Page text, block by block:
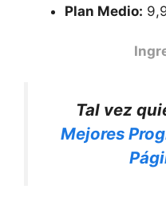
Plan Medio:
Tal vez
Mejores